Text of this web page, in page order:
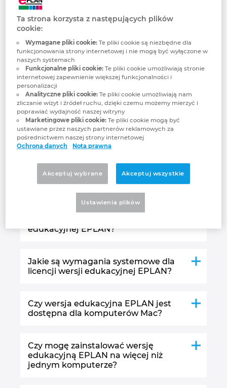
Najczęściej zadawane
pytania
Czym jest wersja edukacyjna EPLAN i
dlaczego warto z niej korzystać?
Czy mogę korzystać z wersji
edukacyjnej EPLAN?
Jak długo jest aktywna licencja
wersja edukacyjna EPLAN?
edukacyjnej EPLAN?
Jakie są wymagania systemowe dla
licencji wersji edukacyjnej EPLAN?
Czy wersja edukacyjna EPLAN jest
dostępna dla komputerów Mac?
Czy mogę zainstalować wersję
edukacyjną EPLAN na więcej niż
jednym komputerze?
Technologia budowlana
Raporty użytkowników
Konfiguracja
Integracje EPLAN dla systemów ERP, PDM i PLM
EPLAN Data Portal
Wersja edukacyjna EPLAN dla szkół
Wersja edukacyjna EPLAN dla studentów
EPLAN Collaboration Apps
Lokalizacje
Kontakt
Trust Center
Brunei
Bułgaria
Chile
Chiny
Chiny Tajwan
Chorwacja
Francja
Hiszpania
Holandia
Indie
Ta strona korzysta z następujących plików
cookie:
Wymagane pliki cookie:Te pliki cookie są niezbędne dla
funkcjonowania strony internetowej i nie mogą być wyłączone w
naszych systemach
Funkcjonalne pliki cookie:Te pliki cookie umożliwiają stronie
internetowej zapewnienie większej funkcjonalności i
personalizacji
Analityczne pliki cookie:Te pliki cookie umożliwiają nam
zliczanie wizyt i źródeł ruchu, dzięki czemu możemy mierzyć i
poprawiać wydajność naszej witryny
Marketingowe pliki cookie:Te pliki cookie mogą być
ustawiane przez naszych partnerów reklamowych za
pośrednictwem naszej strony internetowej
Ochrona danych
Nota prawna
Akceptuj wybrane Akceptuj wszystkie
Ustawienia plikὀw